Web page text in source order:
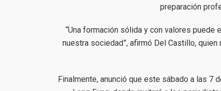
preparación
“Una formación sólida y con valores
nuestra sociedad”, afirmó Del Castillo,
Finalmente, anunció que este sábado a las 7